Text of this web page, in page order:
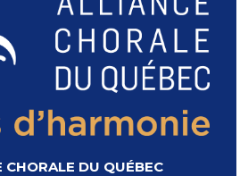
CHORALE DU QUÉBEC